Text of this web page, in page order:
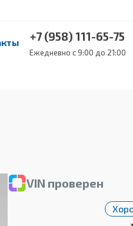
+7 (958) 111-65-75
Ежедневно с 9:00 до 21:00
VIN проверен